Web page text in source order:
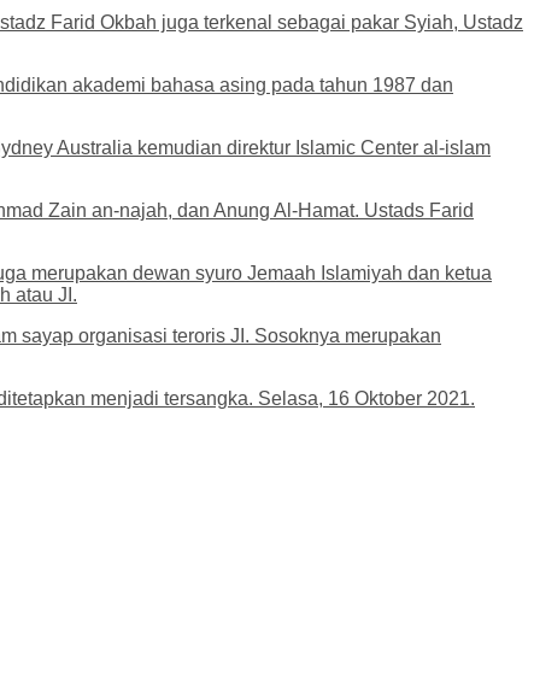
Farid Okbah juga terkenal sebagai pakar Syiah, Ustadz
akademi bahasa asing pada tahun 1987 dan
Australia kemudian direktur Islamic Center al-islam
Zain an-najah, dan Anung Al-Hamat. Ustads Farid
merupakan dewan syuro Jemaah Islamiyah dan ketua
atau JI.
sayap organisasi teroris JI. Sosoknya merupakan
menjadi tersangka. Selasa, 16 Oktober 2021.